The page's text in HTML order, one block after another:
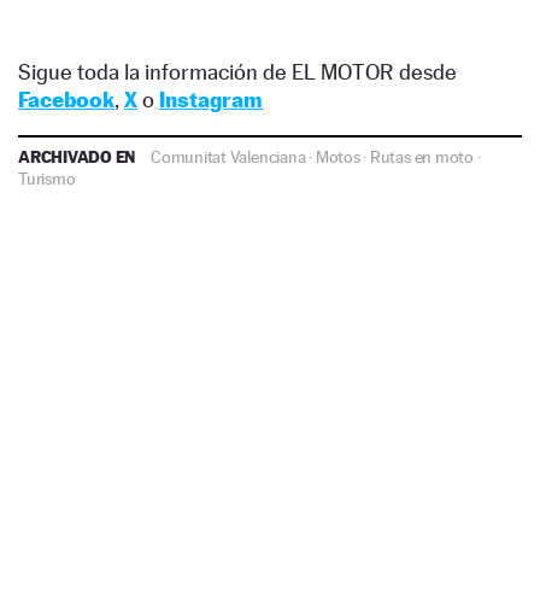
Sigue toda la información de EL MOTOR desde
Facebook, Xo Instagram
ARCHIVADO EN Comunitat Valenciana· Motos· Rutas en moto ·
Turismo